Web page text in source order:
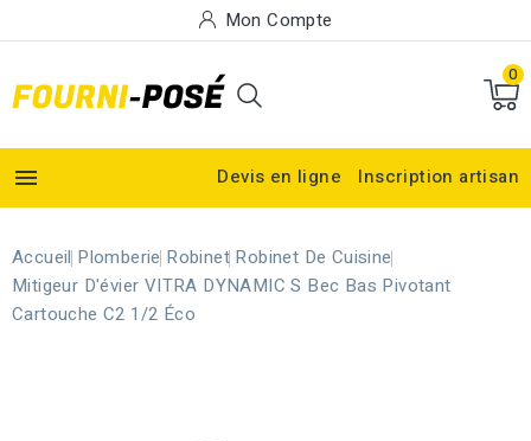
Mon Compte
0
 Devis en ligne Inscription artisan
Accueil Plomberie Robinet Robinet De Cuisine
Mitigeur D'évier VITRA DYNAMIC S Bec Bas Pivotant
Cartouche C2 1/2 Éco